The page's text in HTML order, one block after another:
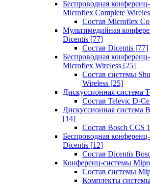
Беспроводная
Microflex Complete
Состав Microflex
Мультимедийная
Dicentis [77]
Состав Dicentis [77]
Беспроводная
Microflex Wireless [25]
Состав системы
Wireless [25]
Дискуссионная система
Состав Televic D-
Дискуссионная система
[14]
Состав Bosch CCS
Беспроводная
Dicentis [12]
Состав Dicentis
Конференц-системы
Состав системы
Комплекты